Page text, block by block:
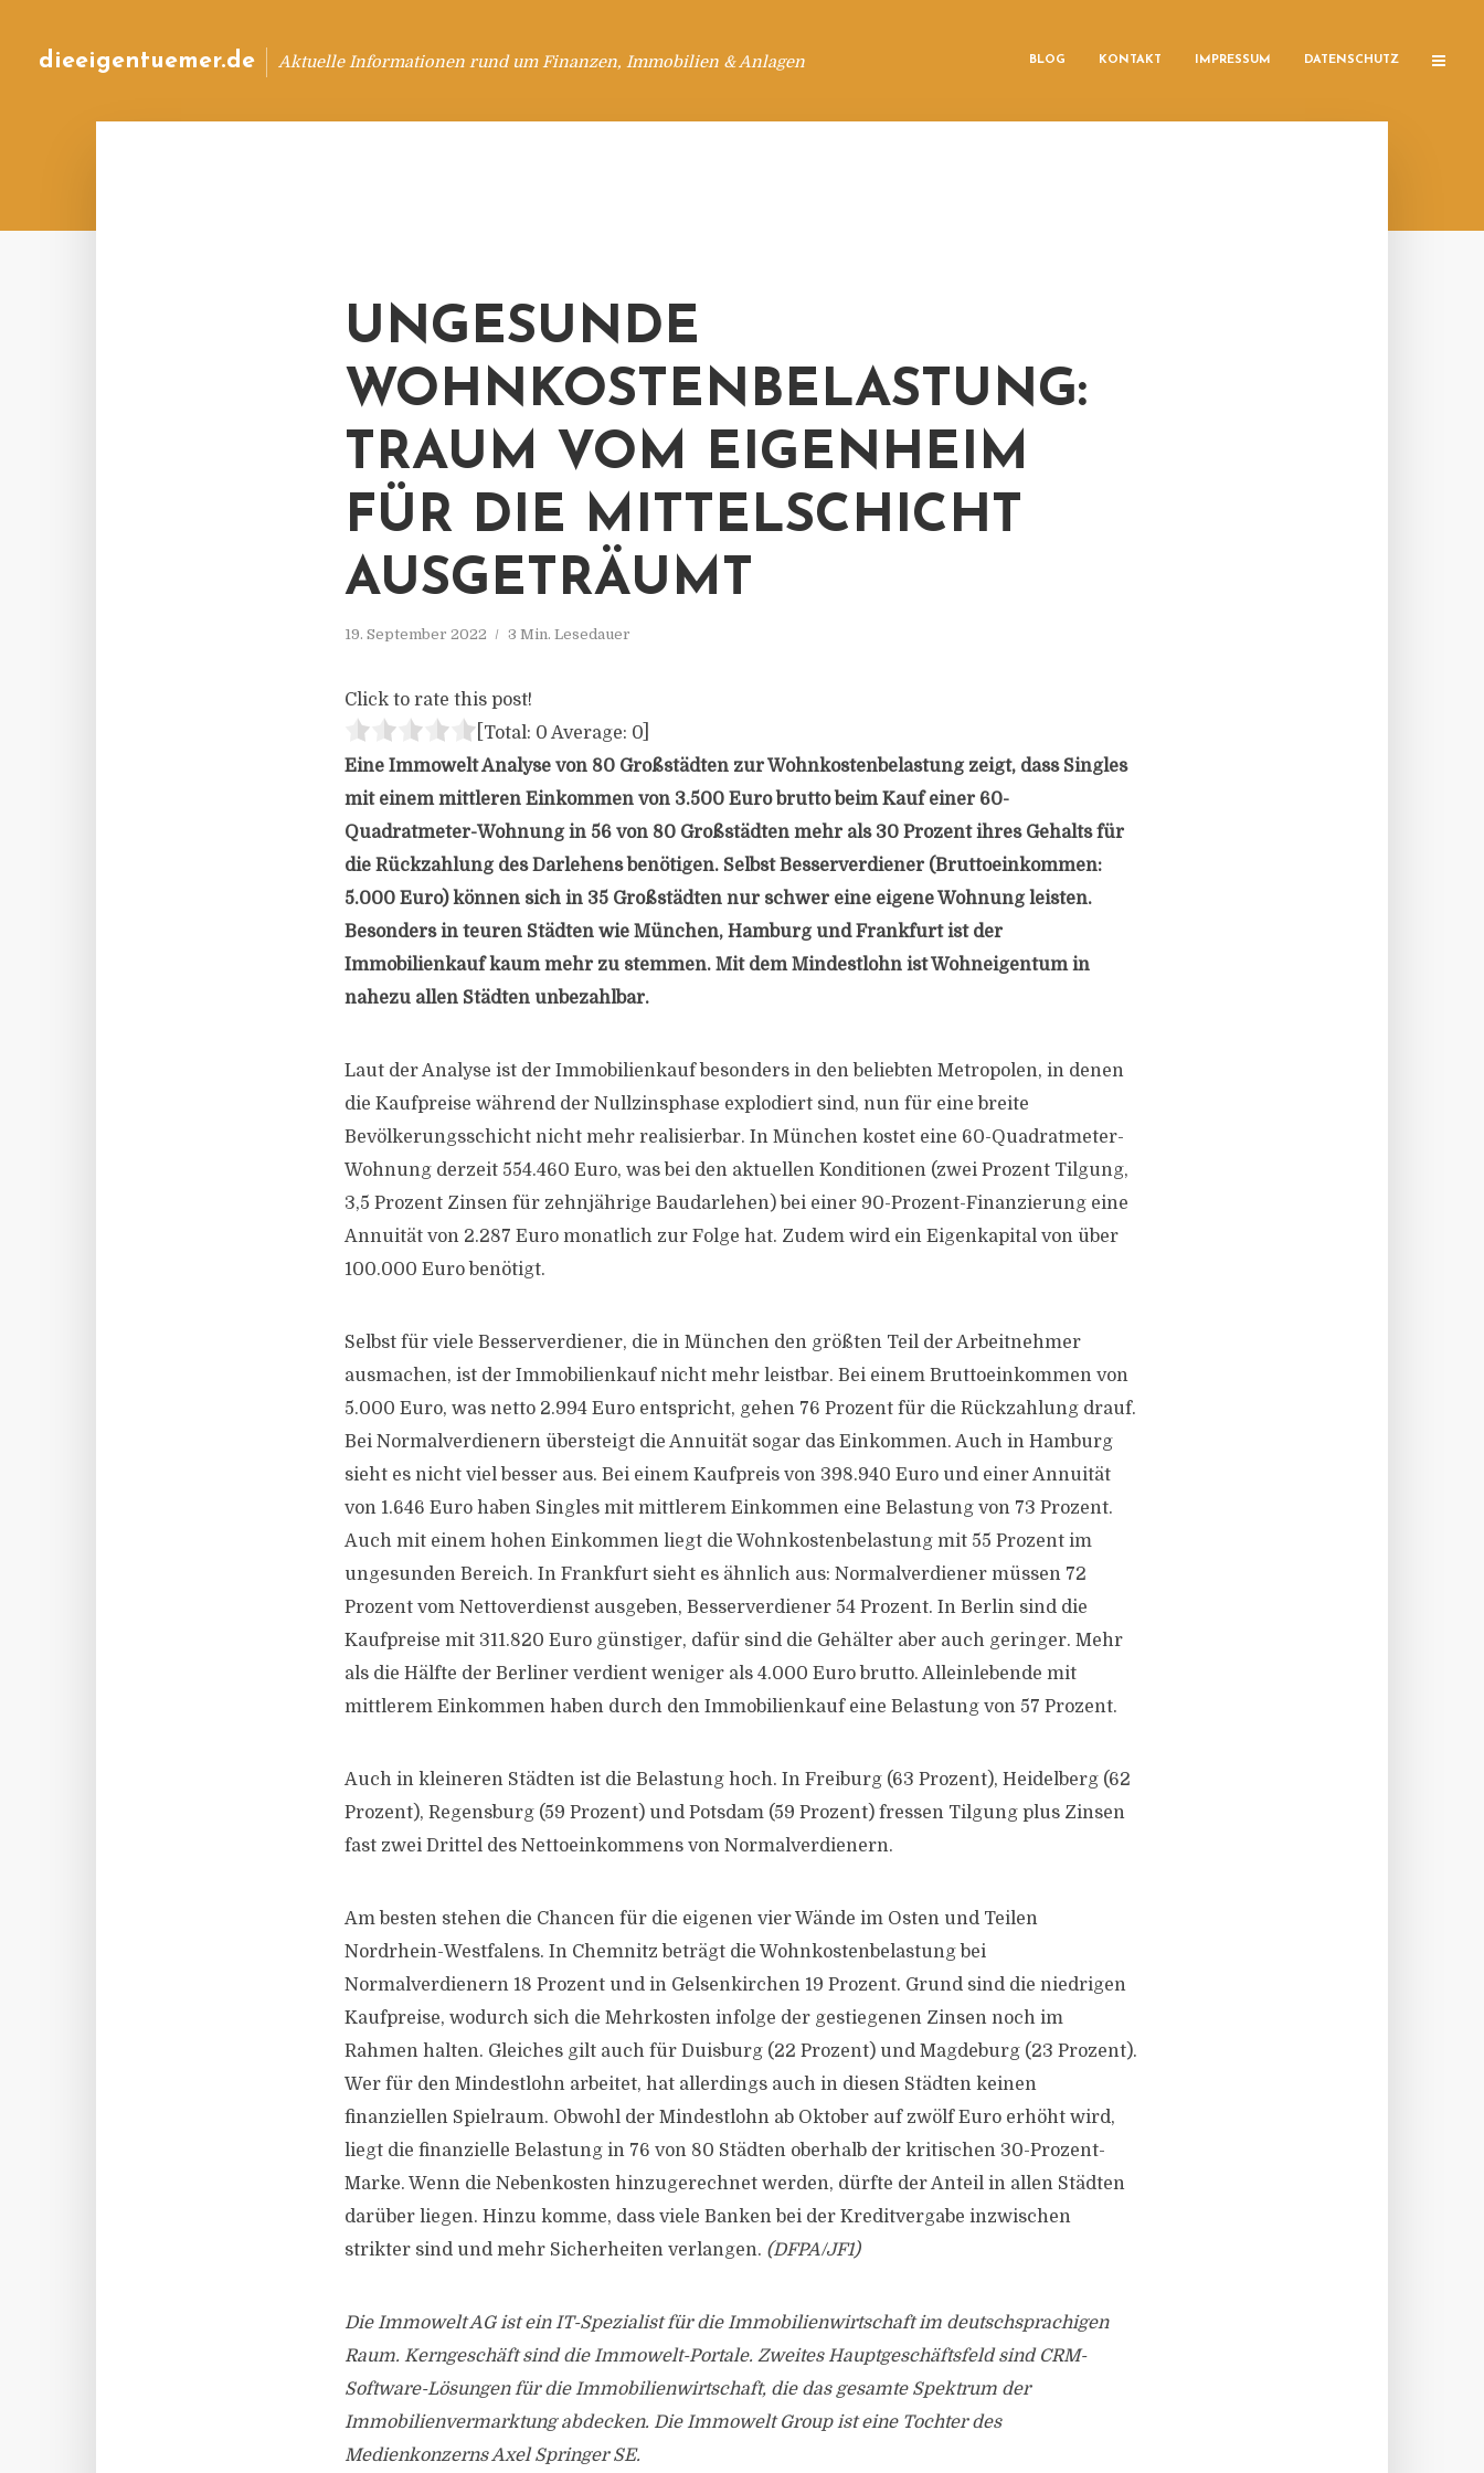
dieeigentuemer.de Aktuelle Informationen rund um Finanzen, Immobilien & Anlagen BLOG KONTAKT IMPRESSUM DATENSCHUTZ
UNGESUNDE
WOHNKOSTENBELASTUNG:
TRAUM VOM EIGENHEIM
FÜR DIE MITTELSCHICHT
AUSGETRÄUMT
19. September 2022 3 Min. Lesedauer
Click to rate this post!
[Total: 0 Average: 0
Eine Immowelt Analyse von 80 Großstädten zur Wohnkostenbelastung zeigt, dass Singles
mit einem mittleren Einkommen von 3.500 Euro brutto beim Kauf einer 60-
Quadratmeter-Wohnung in 56 von 80 Großstädten mehr als 30 Prozent ihres Gehalts für
die Rückzahlung des Darlehens benötigen. Selbst Besserverdiener (Bruttoeinkommen:
5.000 Euro) können sich in 35 Großstädten nur schwer eine eigene Wohnung leisten.
Besonders in teuren Städten wie München, Hamburg und Frankfurt ist der
Immobilienkauf kaum mehr zu stemmen. Mit dem Mindestlohn ist Wohneigentum in
nahezu allen Städten unbezahlbar.
Laut der Analyse ist der Immobilienkauf besonders in den beliebten Metropolen, in denen
die Kaufpreise während der Nullzinsphase explodiert sind, nun für eine breite
Bevölkerungsschicht nicht mehr realisierbar. In München kostet eine 60-Quadratmeter-
Wohnung derzeit 554.460 Euro, was bei den aktuellen Konditionen (zwei Prozent Tilgung,
3,5 Prozent Zinsen für zehnjährige Baudarlehen) bei einer 90-Prozent-Finanzierung eine
Annuität von 2.287 Euro monatlich zur Folge hat. Zudem wird ein Eigenkapital von über
100.000 Euro benötigt.
Selbst für viele Besserverdiener, die in München den größten Teil der Arbeitnehmer
ausmachen, ist der Immobilienkauf nicht mehr leistbar. Bei einem Bruttoeinkommen von
5.000 Euro, was netto 2.994 Euro entspricht, gehen 76 Prozent für die Rückzahlung drauf.
Bei Normalverdienern übersteigt die Annuität sogar das Einkommen. Auch in Hamburg
sieht es nicht viel besser aus. Bei einem Kaufpreis von 398.940 Euro und einer Annuität
von 1.646 Euro haben Singles mit mittlerem Einkommen eine Belastung von 73 Prozent.
Auch mit einem hohen Einkommen liegt die Wohnkostenbelastung mit 55 Prozent im
ungesunden Bereich. In Frankfurt sieht es ähnlich aus: Normalverdiener müssen 72
Prozent vom Nettoverdienst ausgeben, Besserverdiener 54 Prozent. In Berlin sind die
Kaufpreise mit 311.820 Euro günstiger, dafür sind die Gehälter aber auch geringer. Mehr
als die Hälfte der Berliner verdient weniger als 4.000 Euro brutto. Alleinlebende mit
mittlerem Einkommen haben durch den Immobilienkauf eine Belastung von 57 Prozent.
Auch in kleineren Städten ist die Belastung hoch. In Freiburg (63 Prozent), Heidelberg (62
Prozent), Regensburg (59 Prozent) und Potsdam (59 Prozent) fressen Tilgung plus Zinsen
fast zwei Drittel des Nettoeinkommens von Normalverdienern.
Am besten stehen die Chancen für die eigenen vier Wände im Osten und Teilen
Nordrhein-Westfalens. In Chemnitz beträgt die Wohnkostenbelastung bei
Normalverdienern 18 Prozent und in Gelsenkirchen 19 Prozent. Grund sind die niedrigen
Kaufpreise, wodurch sich die Mehrkosten infolge der gestiegenen Zinsen noch im
Rahmen halten. Gleiches gilt auch für Duisburg (22 Prozent) und Magdeburg (23 Prozent).
Wer für den Mindestlohn arbeitet, hat allerdings auch in diesen Städten keinen
finanziellen Spielraum. Obwohl der Mindestlohn ab Oktober auf zwölf Euro erhöht wird,
liegt die finanzielle Belastung in 76 von 80 Städten oberhalb der kritischen 30-Prozent-
Marke. Wenn die Nebenkosten hinzugerechnet werden, dürfte der Anteil in allen Städten
darüber liegen. Hinzu komme, dass viele Banken bei der Kreditvergabe inzwischen
strikter sind und mehr Sicherheiten verlangen. (DFPA/JF1)
Die Immowelt AG ist ein IT-Spezialist für die Immobilienwirtschaft im deutschsprachigen
Raum. Kerngeschäft sind die Immowelt-Portale. Zweites Hauptgeschäftsfeld sind CRM-
Software-Lösungen für die Immobilienwirtschaft, die das gesamte Spektrum der
Immobilienvermarktung abdecken. Die Immowelt Group ist eine Tochter des
Medienkonzerns Axel Springer SE.